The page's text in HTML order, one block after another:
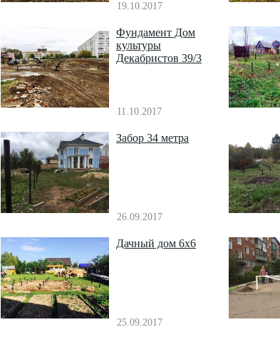
19.10.2017
Фундамент Дом
культуры
Декабристов 39/3
11.10.2017
Забор 34 метра
26.09.2017
Дачный дом 6х6
25.09.2017